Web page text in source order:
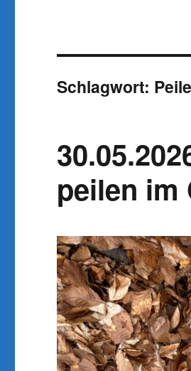
Schlagwort:
peilen im